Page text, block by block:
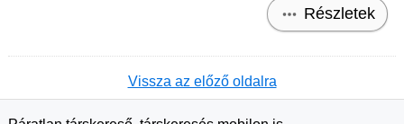
Részletek
Vissza az előző oldalra